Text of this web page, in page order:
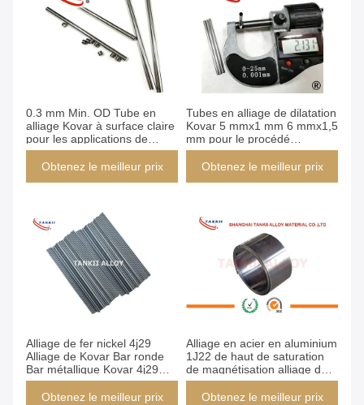
0.3 mm Min. OD Tube en
alliage Kovar à surface claire
pour les applications de
scellage en verre
Obtenez le meilleur prix
Tubes en alliage de dilatation
Kovar 5 mmx1 mm 6 mmx1,5
mm pour le procédé
d'étanchéité verre-métal
Obtenez le meilleur prix
Alliage de fer nickel 4j29
Alliage de Kovar Bar ronde
Bar métallique Kovar 4j29
Bar de tige Pour les éléments
de chauffage
Obtenez le meilleur prix
Alliage en acier en aluminium
1J22 de haut de saturation
de magnétisation alliage de
Kovar pour des relais
Obtenez le meilleur prix